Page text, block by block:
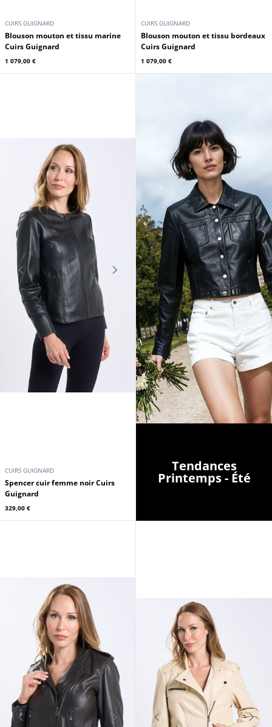
CUIRS GUIGNARD
Blouson mouton et tissu marine
Cuirs Guignard
1 079,00 €
CUIRS GUIGNARD
Blouson mouton et tissu bordeaux
Cuirs Guignard
1 079,00 €
CUIRS GUIGNARD
Spencer cuir femme noir Cuirs
Guignard
329,00 €
Tendances
Printemps - Été